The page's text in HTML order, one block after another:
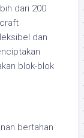
dari 200
dan
blok-blok
bertahan